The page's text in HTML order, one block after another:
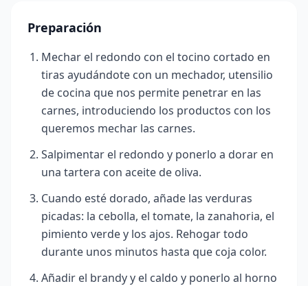
Preparación
Mechar el redondo con el tocino cortado en
tiras ayudándote con un mechador, utensilio
de cocina que nos permite penetrar en las
carnes, introduciendo los productos con los
queremos mechar las carnes.
Salpimentar el redondo y ponerlo a dorar en
una tartera con aceite de oliva.
Cuando esté dorado, añade las verduras
picadas: la cebolla, el tomate, la zanahoria, el
pimiento verde y los ajos. Rehogar todo
durante unos minutos hasta que coja color.
Añadir el brandy y el caldo y ponerlo al horno